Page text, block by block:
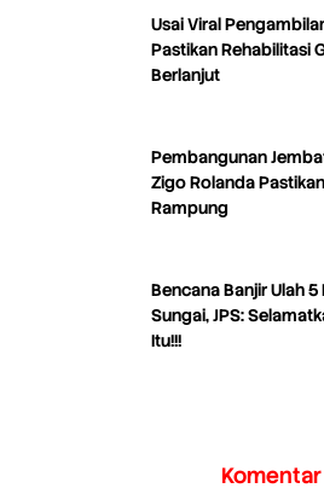
Usai Viral
Pastikan Rehabilitasi
Berlanjut
Pembangunan
Zigo Rolanda
Rampung
Bencana Banjir Ulah
Sungai, JPS:
Itu!!!
Komentar